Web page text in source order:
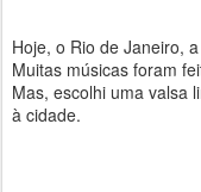
Hoje, o Rio de Janeiro,
Muitas músicas foram
Mas, escolhi uma valsa
à cidade.